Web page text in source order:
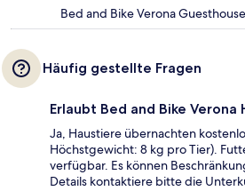
Bed and Bike Verona
Häufig gestellte Fragen
Erlaubt Bed and Bike Verona
Ja, Haustiere übernachten
Höchstgewicht: 8 kg pro Tier).
verfügbar. Es können
Details kontaktiere bitte die